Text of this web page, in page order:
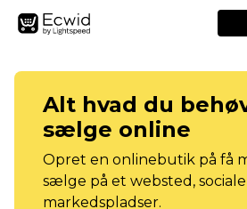
Alt hvad du
sælge online
Opret en onlinebutik på få
sælge på et websted,
markedspladser.